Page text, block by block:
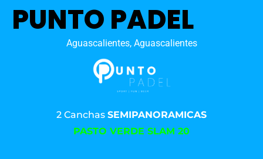
PUNTO PADEL
Aguascalientes, Aguascalientes
2 Canchas SEMIPANORAMICAS
PASTO VERDE SLAM 20